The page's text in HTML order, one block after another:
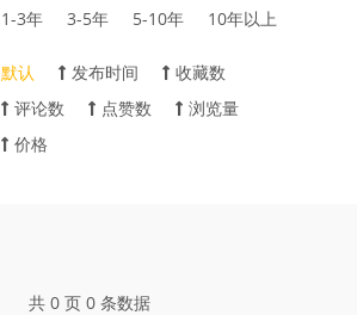
1-3年
3-5年 5-10年 10年以上
默认 发布时间
收藏数
评论数
点赞数
浏览量
价格
共 0 页 0 条数据